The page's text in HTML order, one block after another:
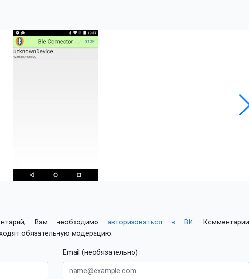
Вам необходимоавторизоваться в ВК. Комментарии
обязательную модерацию.
Email (необязательно)